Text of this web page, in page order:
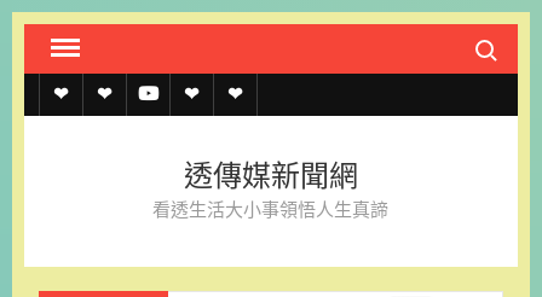
Skip
content
Search
透
約
透
上
透 聯
我
官
LINE
透傳媒新聞網
看透生活大小事領悟人生真諦